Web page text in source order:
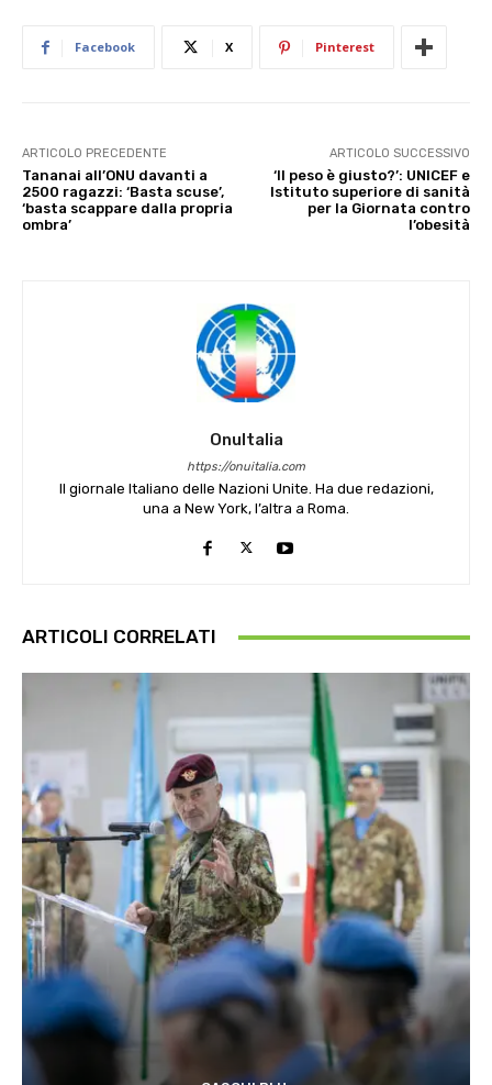
Facebook X Pinterest
ARTICOLO PRECEDENTE
Tananai all’ONU davanti a
2500 ragazzi: ‘Basta scuse’,
‘basta scappare dalla propria
ombra’
ARTICOLO SUCCESSIVO
‘Il peso è giusto?’: UNICEF e
Istituto superiore di sanità
per la Giornata contro
l’obesità
OnuItalia
https://onuitalia.com
Il giornale Italiano delle Nazioni Unite. Ha due redazioni,
una a New York, l’altra a Roma.
ARTICOLI CORRELATI